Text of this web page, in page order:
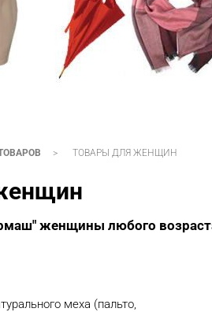
> ТОВАРЫ ДЛЯ ЖЕНЩИН
женщины любого
меха (пальто,